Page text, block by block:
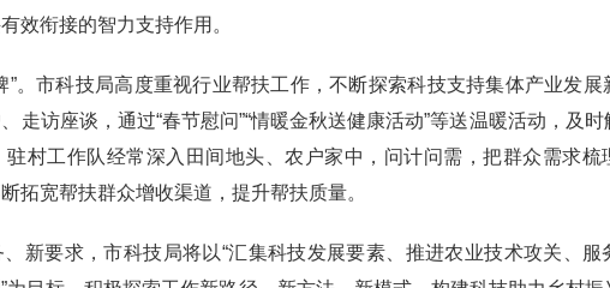
效衔接的智力支持作用。
”。市科技局高度重视行业帮扶工作，不断探索科技支持集体产业发展
走访座谈，通过“春节慰问”“情暖金秋送健康活动”等送温暖活动，及
村工作队经常深入田间地头、农户家中，问计问需，把群众需求梳
拓宽帮扶群众增收渠道，提升帮扶质量。
新要求，市科技局将以“汇集科技发展要素、推进农业技术攻关、服